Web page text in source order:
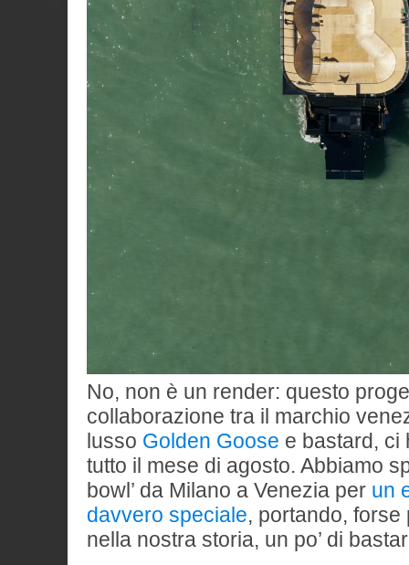
No, non è un render: questo
collaborazione tra il marchio
lusso Golden Goose e bastard, ci
tutto il mese di agosto. Abbiamo
bowl’ da Milano a Venezia per un
davvero speciale, portando,
nella nostra storia, un po’ di